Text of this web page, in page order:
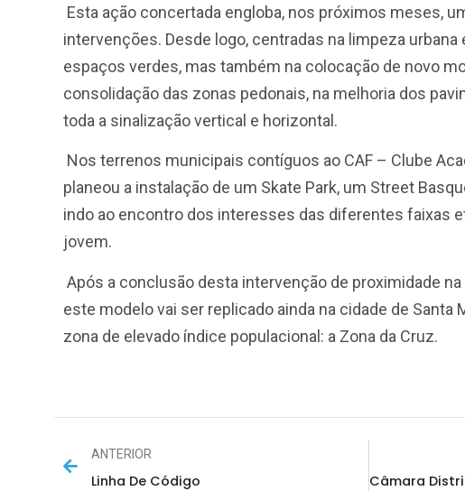
Esta ação concertada engloba, nos próximos meses,
intervenções. Desde logo, centradas na limpeza urbana
espaços verdes, mas também na colocação de novo
consolidação das zonas pedonais, na melhoria dos
toda a sinalização vertical e horizontal.
Nos terrenos municipais contíguos ao CAF – Clube
planeou a instalação de um Skate Park, um Street
indo ao encontro dos interesses das diferentes faixas
jovem.
Após a conclusão desta intervenção de proximidade na
este modelo vai ser replicado ainda na cidade de Santa
zona de elevado índice populacional: a Zona da Cruz.
ANTERIOR
Linha De Código